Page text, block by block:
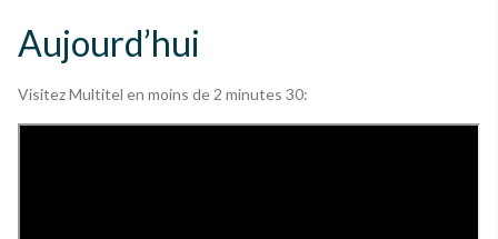
Aujourd’hui
Visitez Multitel en moins de 2 minutes 30: